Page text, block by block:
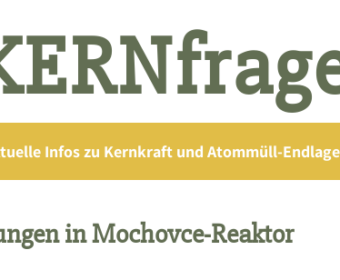
Infos zu Kernkraft und Atommüll-
in Mochovce-Reaktor